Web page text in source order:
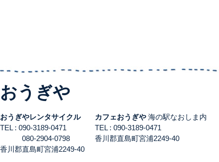
おうぎや
おうぎやレンタサイクル
TEL : 090-3189-0471
080-2904-0798
香川郡直島町宮浦2249-40
カフェおうぎや 海の駅なおしま内
TEL : 090-3189-0471
香川郡直島町宮浦2249-40